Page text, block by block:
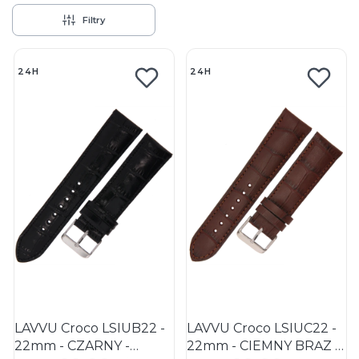
Filtry
24H
LAVVU Croco LSIUB22 -
22mm - CZARNY -
24H
LAVVU Croco LSIUC22 -
22mm - CIEMNY BRĄZ -